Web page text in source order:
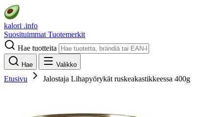
kalori .info
Suosituimmat Tuotemerkit
Hae tuotteita
Hae Valikko
Etusivu Jalostaja Lihapyörykät ruskeakastikkeessa 400g